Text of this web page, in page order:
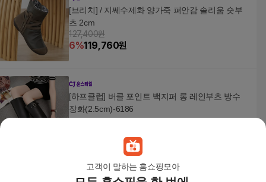
고객이 말하는 홈쇼핑모아
[브리치] / 지쎄수제화 양가죽 퍼안감 솔리움 숏부
츠 2cm
127,400원
6%119,760원
[하프클럽] 버클 포인트 백지퍼 롱 레인부츠 방수
장화(2.5cm)-6186